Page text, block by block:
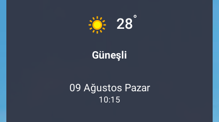
28°
Güneşli
09 Ağustos Pazar
10:15